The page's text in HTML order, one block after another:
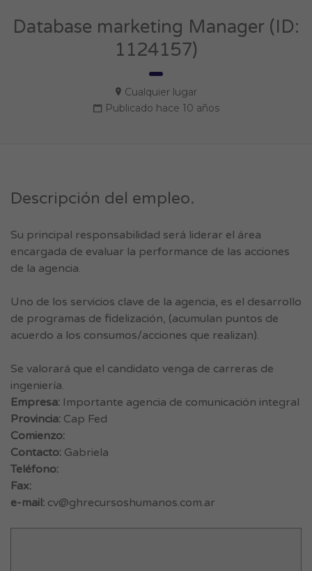
Database marketing Manager (ID:
1124157)
Cualquier lugar
Publicado hace 10 años
Descripción del empleo.
Su principal responsabilidad será liderar el área
encargada de evaluar la performance de las acciones
de la agencia.
Uno de los servicios clave de la agencia, es el desarrollo
de programas de fidelización, (acumulan puntos de
acuerdo a los consumos/acciones que realizan).
Se valorará que el candidato venga de carreras de
ingeniería.
Empresa: Importante agencia de comunicación integral
Provincia: Cap Fed
Comienzo:
Contacto: Gabriela
Teléfono:
Fax:
e-mail: cv@ghrecursoshumanos.com.ar